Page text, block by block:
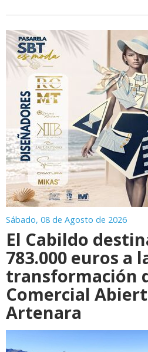
Sábado, 08 de Agosto de 2026
El Cabildo
783.000 euros a
transformación
Comercial
Artenara